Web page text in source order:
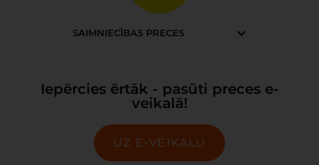
SAIMNIECĪBAS PRECES
Iepērcies ērtāk - pasūti preces e-
veikalā!
UZ E-VEIKALU